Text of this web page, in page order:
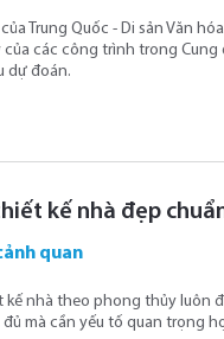
của Trung Quốc - Di sản Văn
các công trình trong Cung
dự đoán.
kế nhà đẹp
quan
kế nhà theo phong thủy luôn
mà cần yếu tố quan trọng